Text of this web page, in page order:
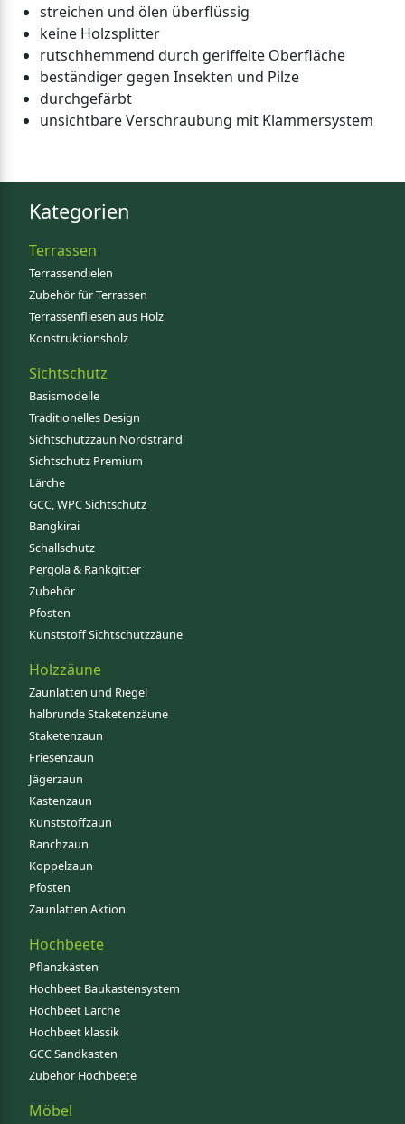
streichen und ölen überflüssig
keine Holzsplitter
rutschhemmend durch geriffelte Oberfläche
beständiger gegen Insekten und Pilze
durchgefärbt
unsichtbare Verschraubung mit Klammersystem
Kategorien
Terrassen
Terrassendielen
Zubehör für Terrassen
Terrassenfliesen aus Holz
Konstruktionsholz
Sichtschutz
Basismodelle
Traditionelles Design
Sichtschutzzaun Nordstrand
Sichtschutz Premium
Lärche
GCC, WPC Sichtschutz
Bangkirai
Schallschutz
Pergola & Rankgitter
Zubehör
Pfosten
Kunststoff Sichtschutzzäune
Holzzäune
Zaunlatten und Riegel
halbrunde Staketenzäune
Staketenzaun
Friesenzaun
Jägerzaun
Kastenzaun
Kunststoffzaun
Ranchzaun
Koppelzaun
Pfosten
Zaunlatten Aktion
Hochbeete
Pflanzkästen
Hochbeet Baukastensystem
Hochbeet Lärche
Hochbeet klassik
GCC Sandkasten
Zubehör Hochbeete
Möbel